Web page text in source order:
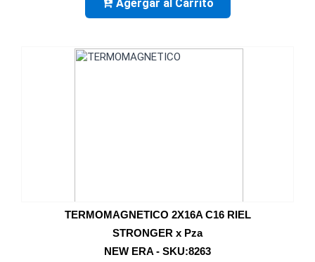
Agergar al Carrito
TERMOMAGNETICO 2X16A C16 RIEL
STRONGER x Pza
NEW ERA - SKU:8263